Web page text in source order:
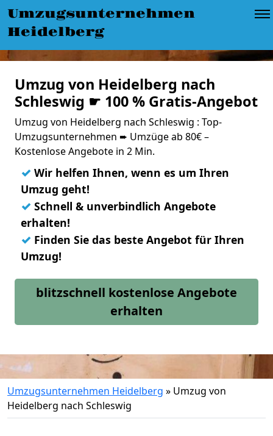
Umzugsunternehmen
Heidelberg
Umzug von Heidelberg nach
Schleswig ☛ 100 % Gratis-Angebot
Umzug von Heidelberg nach Schleswig : Top-
Umzugsunternehmen ➨ Umzüge ab 80€ –
Kostenlose Angebote in 2 Min.
✓ Wir helfen Ihnen, wenn es um Ihren
Umzug geht!
✓ Schnell & unverbindlich Angebote
erhalten!
✓ Finden Sie das beste Angebot für Ihren
Umzug!
blitzschnell kostenlose Angebote
erhalten
Umzugsunternehmen Heidelberg » Umzug von
Heidelberg nach Schleswig